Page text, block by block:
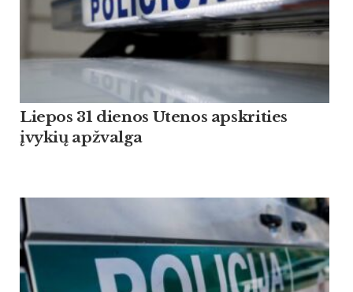
Liepos 31 dienos Utenos apskrities
įvykių apžvalga